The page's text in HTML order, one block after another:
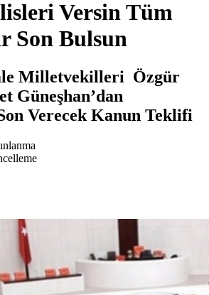
Versin Tüm
Son Bulsun
Milletvekilleri Özgür
Güneşhan’dan
Verecek Kanun Teklifi